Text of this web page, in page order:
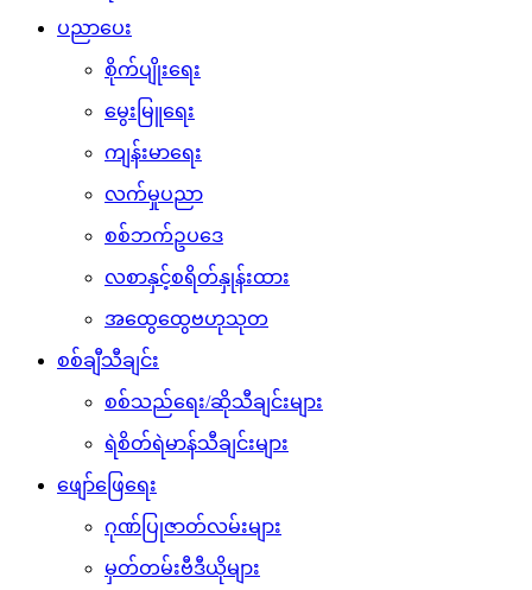
ပညာပေး
စိုက်ပျိုးရေး
မွေးမြူရေး
ကျန်းမာရေး
လက်မှုပညာ
စစ်ဘက်ဥပဒေ
လစာနှင့်စရိတ်နှုန်းထား
အထွေထွေဗဟုသုတ
စစ်ချီသီချင်း
စစ်သည်ရေး/ဆိုသီချင်းများ
ရဲစိတ်ရဲမာန်သီချင်းများ
ဖျော်ဖြေရေး
ဂုဏ်ပြုဇာတ်လမ်းများ
မှတ်တမ်းဗီဒီယိုများ